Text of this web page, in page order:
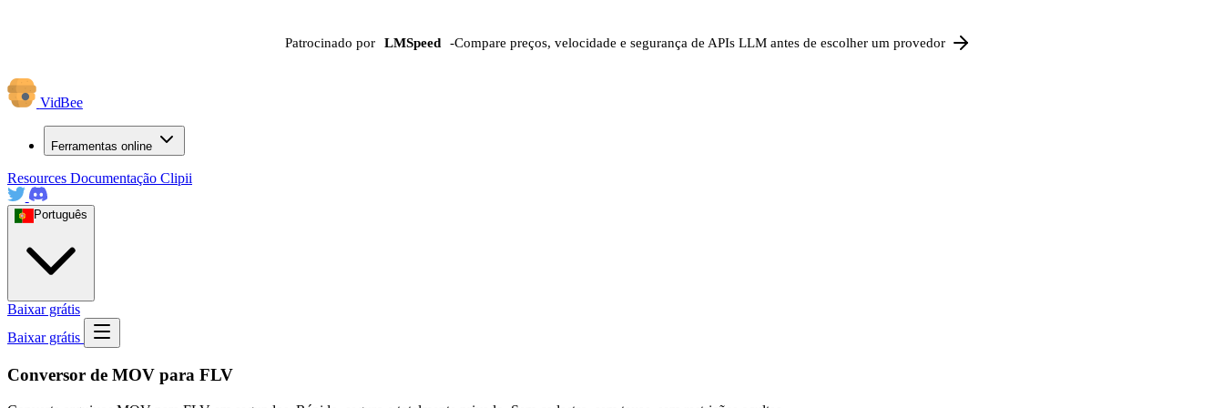
Patrocinado por LMSpeed -Compare preços, velocidade e segurança de APIs LLM antes de escolher um provedor
VidBee
Ferramentas online
Resources Documentação Clipii
Português
Baixar grátis
Baixar grátis
Conversor de MOV para FLV